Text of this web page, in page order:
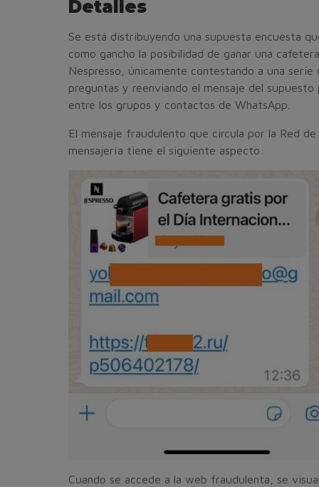
Detalles
Se está distribuyendo una supuesta encuesta
como gancho la posibilidad de ganar una cafetera
Nespresso, únicamente contestando a una serie
preguntas y reenviando el mensaje del supuesto
entre los grupos y contactos de WhatsApp.
El mensaje fraudulento que circula por la Red de
mensajería tiene el siguiente aspecto:
Cuando se accede a la web fraudulenta, se